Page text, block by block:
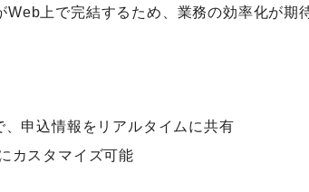
上で完結するため、業務の効率化が期
申込情報をリアルタイムに共有
カスタマイズ可能